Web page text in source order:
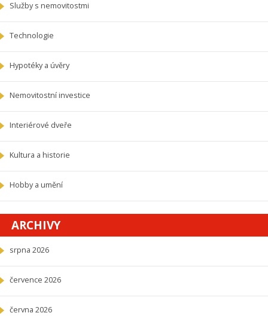
Služby s nemovitostmi
Technologie
Hypotéky a úvěry
Nemovitostní investice
Interiérové dveře
Kultura a historie
Hobby a umění
ARCHIVY
srpna 2026
července 2026
června 2026